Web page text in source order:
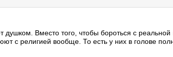
душком. Вместо того, чтобы бороться с
с религией вообще. То есть у них в голове